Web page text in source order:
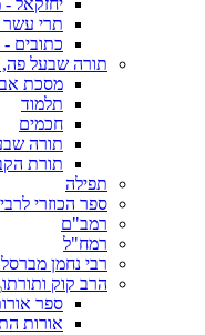
יחזקאל
תרי
כתובים
תורה שבעל
מסכת
תלמוד
חכמים
תורה
תורת
תפילה
ספר הכוזרי
רמב"ם
רמח"ל
רבי נחמן
הרב קוק ותורתו
ספר
אורות